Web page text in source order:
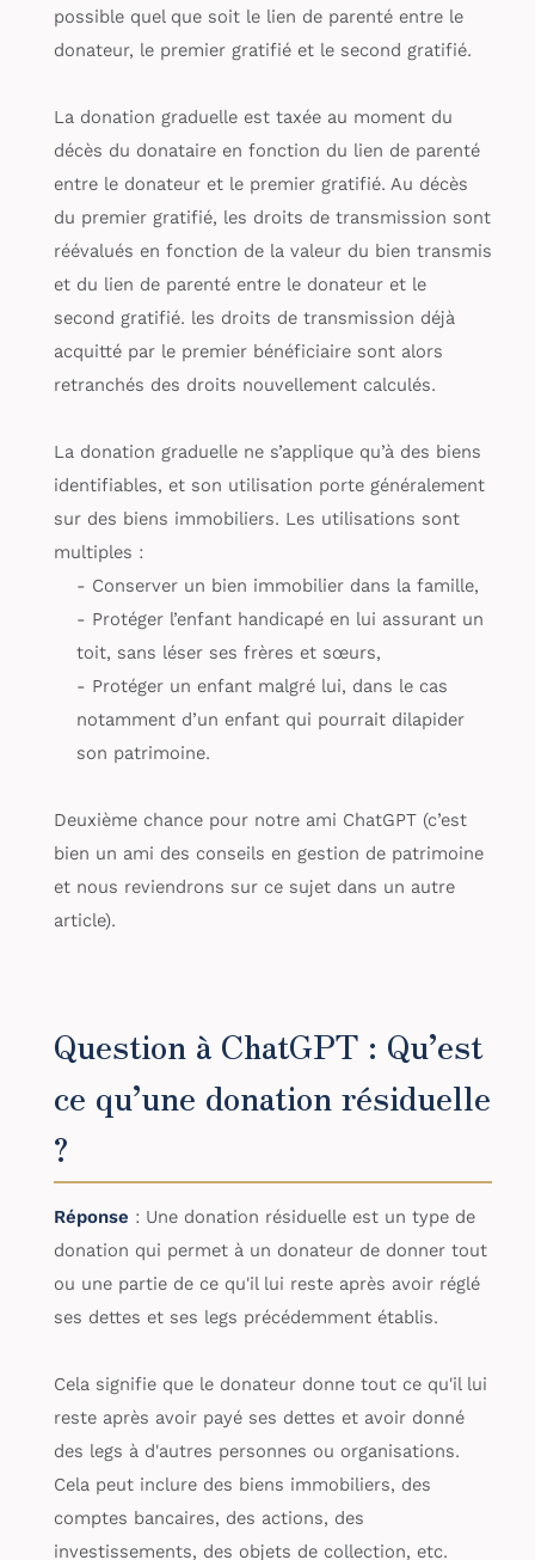
possible quel que soit le lien de parenté entre le
donateur, le premier gratifié et le second gratifié.
La donation graduelle est taxée au moment du
décès du donataire en fonction du lien de parenté
entre le donateur et le premier gratifié. Au décès
du premier gratifié, les droits de transmission sont
réévalués en fonction de la valeur du bien transmis
et du lien de parenté entre le donateur et le
second gratifié. les droits de transmission déjà
acquitté par le premier bénéficiaire sont alors
retranchés des droits nouvellement calculés.
La donation graduelle ne s’applique qu’à des biens
identifiables, et son utilisation porte généralement
sur des biens immobiliers. Les utilisations sont
multiples :
- Conserver un bien immobilier dans la famille,
- Protéger l’enfant handicapé en lui assurant un
toit, sans léser ses frères et sœurs,
- Protéger un enfant malgré lui, dans le cas
notamment d’un enfant qui pourrait dilapider
son patrimoine.
Deuxième chance pour notre ami ChatGPT (c’est
bien un ami des conseils en gestion de patrimoine
et nous reviendrons sur ce sujet dans un autre
article).
Question à ChatGPT : Qu’est
ce qu’une donation résiduelle
?
Réponse : Une donation résiduelle est un type de
donation qui permet à un donateur de donner tout
ou une partie de ce qu'il lui reste après avoir réglé
ses dettes et ses legs précédemment établis.
Cela signifie que le donateur donne tout ce qu'il lui
reste après avoir payé ses dettes et avoir donné
des legs à d'autres personnes ou organisations.
Cela peut inclure des biens immobiliers, des
comptes bancaires, des actions, des
investissements, des objets de collection, etc.